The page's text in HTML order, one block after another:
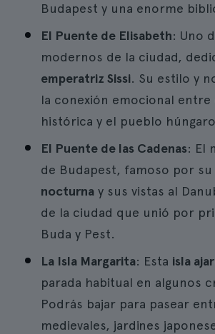
Budapest y una enorme
El Puente de Elisabeth: Uno
modernos de la ciudad,
emperatriz Sissi. Su estilo y
la conexión emocional entre
histórica y el pueblo
El Puente de las Cadenas: El
de Budapest, famoso por su
nocturna y sus vistas al
de la ciudad que unió por
Buda y Pest.
La Isla Margarita: Esta isla
parada habitual en algunos
Podrás bajar para pasear
medievales, jardines